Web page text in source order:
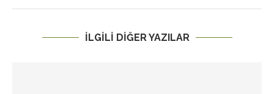
İLGILI DIĞER YAZILAR